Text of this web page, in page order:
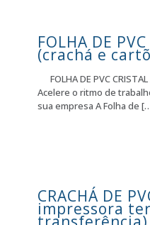
FOLHA DE
(crachá e
FOLHA DE PVC CRISTAL
Acelere o ritmo de
sua empresa A Folha de
CRACHÁ DE
impressora